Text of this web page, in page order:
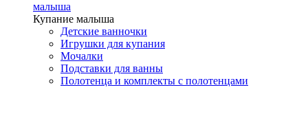
малыша
Купание малыша
Детские ванночки
Игрушки для купания
Мочалки
Подставки для ванны
Полотенца и комплекты с полотенцами